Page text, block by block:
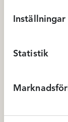
Inställningar
Statistik